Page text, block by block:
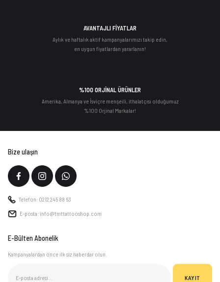
AVANTAJLI FİYATLAR
Aylık ve haftalık aktif kampanyalarımızı takip edin,
en uygun fiyatlardan yararlanın!
%100 ORJİNAL ÜRÜNLER
Amerika, Almanya ve İsviçre menşeili, ithalatçısı olduğumuz
%100 Orjinal Markalar!
Bize ulaşın
Telefon: 0212 245 88 63
E-posta: info@tmttattooshop.com
E-Bülten Abonelik
Kampanyalardan önce ilk siz haberdar olun.
KAYIT